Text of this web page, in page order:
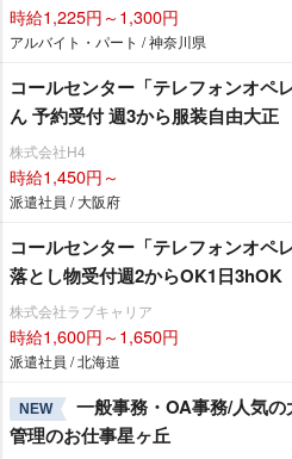
時給1,225円～1,300円
アルバイト・パート / 神奈川県
コールセンター「テレフォンオペ
ん 予約受付 週3から服装自由大正
株式会社H4
時給1,450円～
派遣社員 / 大阪府
コールセンター「テレフォンオペ
落とし物受付週2からOK1日3hOK
株式会社ラブキャリア
時給1,600円～1,650円
派遣社員 / 北海道
NEW
一般事務・OA事務/人気
管理のお仕事星ヶ丘